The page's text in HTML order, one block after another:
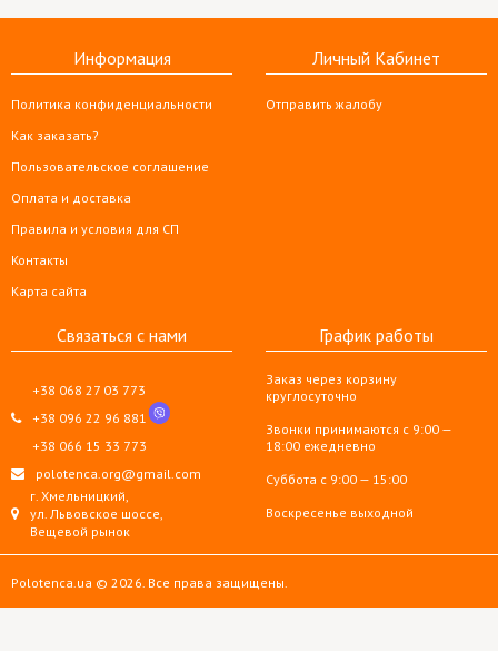
Информация
Политика конфиденциальности
Как заказать?
Пользовательское соглашение
Оплата и доставка
Правила и условия для СП
Контакты
Карта сайта
Личный Кабинет
Отправить жалобу
Связаться с нами
+38 068 27 03 773
+38 096 22 96 881
+38 066 15 33 773
polotenca.org@gmail.com
г. Хмельницкий,
ул. Львовское шоссе,
Вещевой рынок
График работы
Заказ через корзину
круглосуточно
Звонки принимаются с 9:00 —
18:00 ежедневно
Суббота с 9:00 — 15:00
Воскресенье выходной
Polotenca.ua © 2026. Все права защищены.